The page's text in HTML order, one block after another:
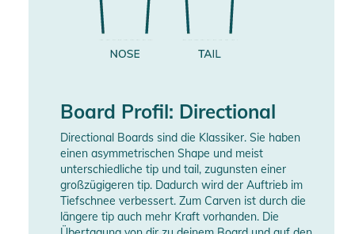
Board Profil: Directional
Directional Boards sind die Klassiker. Sie haben
einen asymmetrischen Shape und meist
unterschiedliche tip und tail, zugunsten einer
großzügigeren tip. Dadurch wird der Auftrieb im
Tiefschnee verbessert. Zum Carven ist durch die
längere tip auch mehr Kraft vorhanden. Die